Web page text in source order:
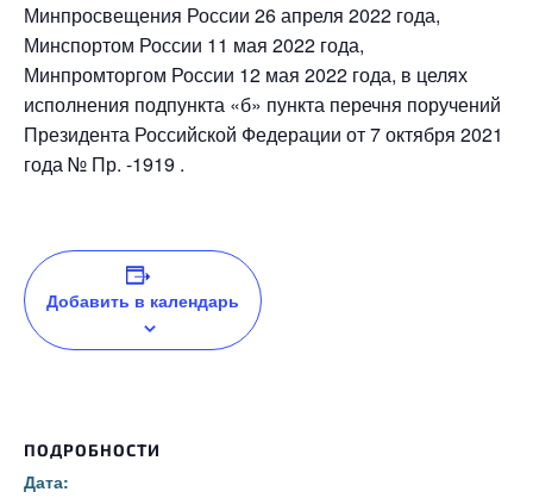
Минпросвещения России 26 апреля 2022 года,
Минспортом России 11 мая 2022 года,
Минпромторгом России 12 мая 2022 года, в целях
исполнения подпункта «б» пункта перечня поручений
Президента Российской Федерации от 7 октября 2021
года № Пр. -1919 .
Добавить в календарь
ПОДРОБНОСТИ
Дата: